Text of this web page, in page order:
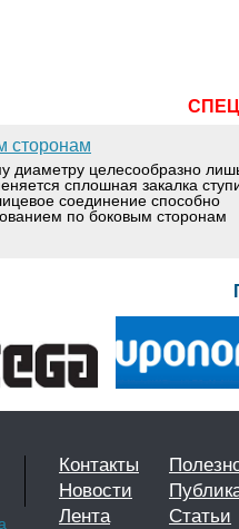
сторонам
диаметру целесообразно
сплошная закалка
соединение способно
по боковым сторонам
Контакты
Новости
Лента
Статьи